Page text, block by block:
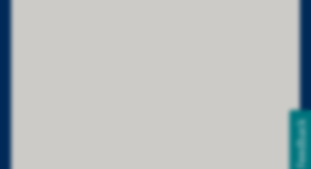
Feedback